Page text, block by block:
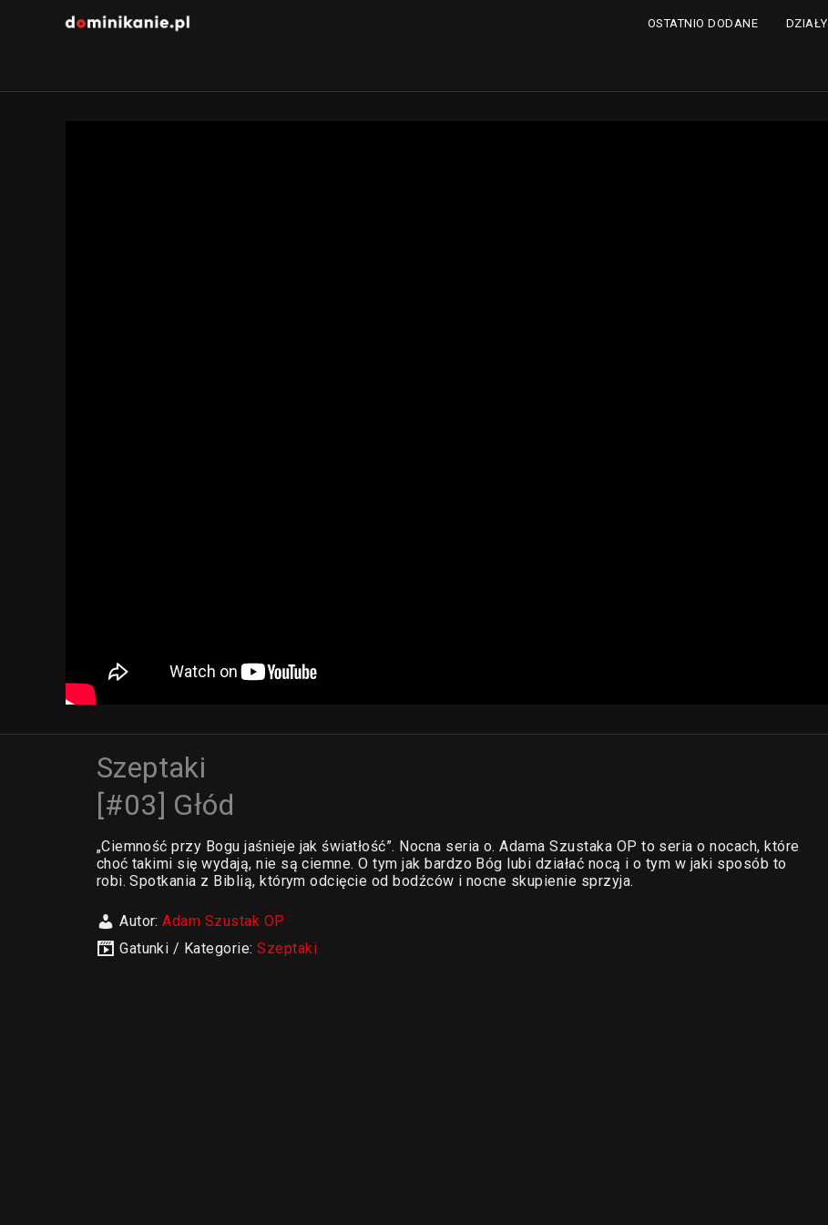
OSTATNIO DODANE DZIAŁY
Szeptaki
[#03] Głód
„Ciemność przy Bogu jaśnieje jak światłość”. Nocna seria o. Adama Szustaka OP to seria o nocach, które
choć takimi się wydają, nie są ciemne. O tym jak bardzo Bóg lubi działać nocą i o tym w jaki sposób to
robi. Spotkania z Biblią, którym odcięcie od bodźców i nocne skupienie sprzyja.
Autor:Adam Szustak OP
Gatunki / Kategorie:Szeptaki